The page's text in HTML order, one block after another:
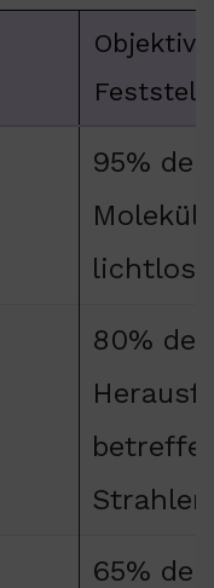
Objektive
95%
lichtlos
80% der
65% der